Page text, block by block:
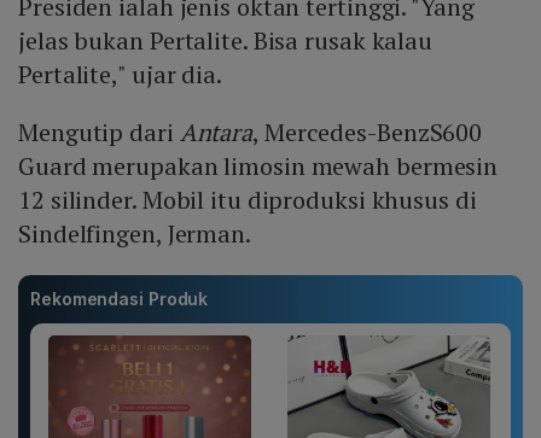
Presiden ialah jenis oktan tertinggi. "Yang
jelas bukan Pertalite. Bisa rusak kalau
Pertalite," ujar dia.
Mengutip dari Antara, Mercedes-BenzS600
Guard merupakan limosin mewah bermesin
12 silinder. Mobil itu diproduksi khusus di
Sindelfingen, Jerman.
Rekomendasi Produk